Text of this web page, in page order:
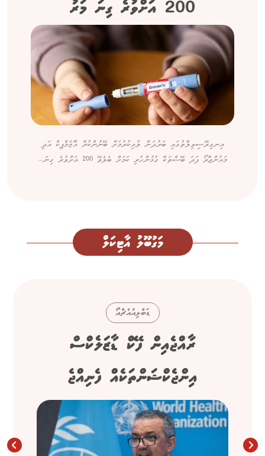
200 އަށްވުރެ ގިނަ މަރު
އިނގިރޭސިވިލާތުގައި ބަރުދަން ލުއިކުރުމަށް ބޭނުންކުރާ އޮޒެމްޕިކް އަދި
މައުންޖާރޯ ފަދަ ބޭސްތަކާ ގުޅުންހުރި ކަމަށް ބެލެވޭ 200 އަށްވުރެ ގިނަ...
މަގުބޫލު އާޓިކަލް
ޑަބްލިއުއެޗްއޯ
ރާއްޖެއިން ފޭކް ޑާޒަލެކްސް
އިންޖެކްޝަންތަކެއް ފެނިއްޖެ